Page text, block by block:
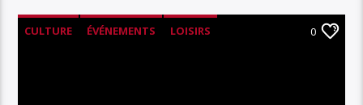
CULTURE ÉVÉNEMENTS LOISIRS 0